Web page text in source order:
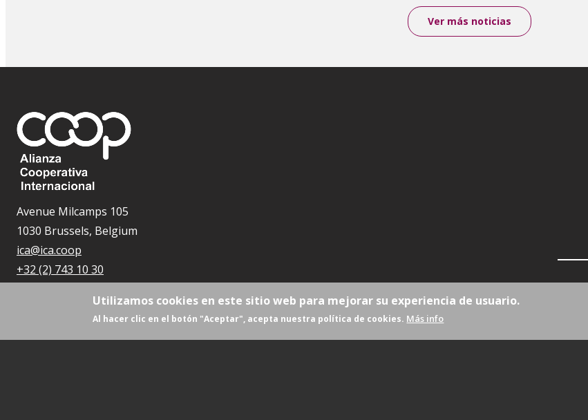
Ver más noticias
Avenue Milcamps 105
1030 Brussels, Belgium
ica@ica.coop
+32 (2) 743 10 30
Utilizamos cookies en este sitio web para mejorar su experiencia de usuario.
Al hacer clic en el botón "Aceptar", acepta nuestra política de cookies. Más info